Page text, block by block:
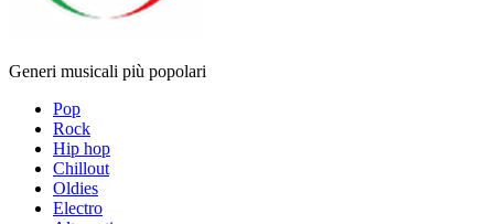
Generi musicali più popolari
Pop
Rock
Hip hop
Chillout
Oldies
Electro